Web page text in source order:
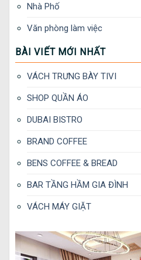
Nhà Phố
Văn phòng làm việc
BÀI VIẾT MỚI NHẤT
VÁCH TRƯNG BÀY TIVI
SHOP QUẦN ÁO
DUBAI BISTRO
BRAND COFFEE
BENS COFFEE & BREAD
BAR TẦNG HẦM GIA ĐÌNH
VÁCH MÁY GIẶT